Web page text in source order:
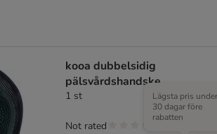
kooa dubbelsidig
pälsvårdshandske
1 st
Lägsta pris under
30 dagar före
rabatten
Not rated